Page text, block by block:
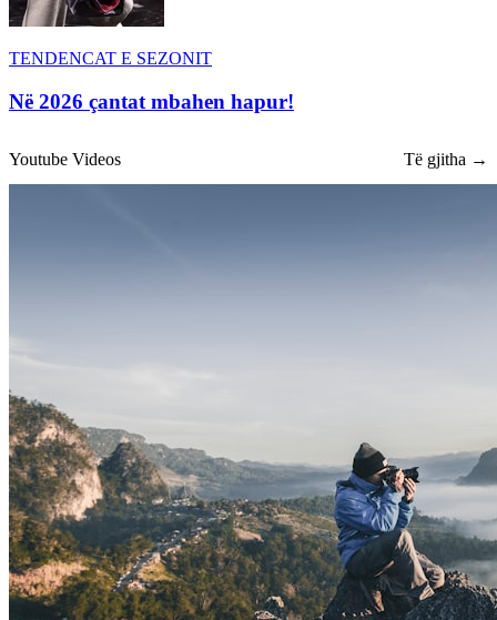
TENDENCAT E SEZONIT
Në 2026 çantat mbahen hapur!
Youtube Videos Të gjitha →